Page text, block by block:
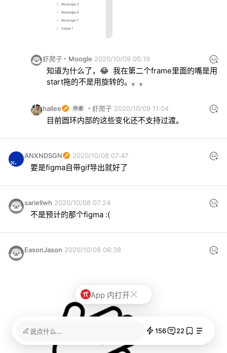
虾爬子 Moogle 2020/10/09 05:19
知道为什么了，😂  我在第二个frame里面的嘴是用
start拖的不是用旋转的。。。
hallee 虾爬子 2020/10/09 11:04
目前圆环内部的这些变化还不支持过渡。
ANXNDSGN 2020/10/08 07:47
要是figma自带gif导出就好了
sariellwh 2020/10/08 07:24
不是预计的那个figma :(
EasonJason 2020/10/08 06:38
说点什么... 156 22
App 内打开